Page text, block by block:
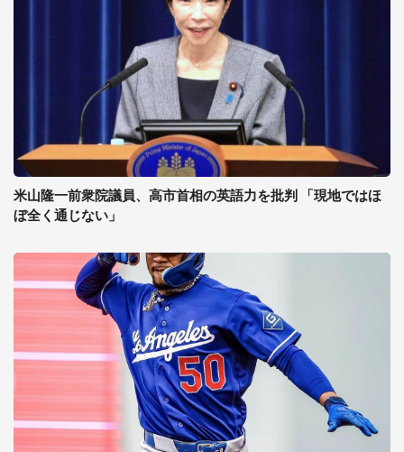
米山隆一前衆院議員、高市首相の英語力を批判 「現地ではほ
ぼ全く通じない」